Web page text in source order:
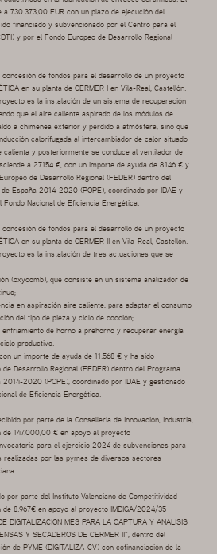
730.373,00 EUR con un plazo de ejecución del
financiado y subvencionado por el Centro para el
y por el Fondo Europeo de Desarrollo Regional
concesión de fondos para el desarrollo de un proyecto
en su planta de CERMER I en Vila-Real, Castellón.
es la instalación de un sistema de recuperación
que el aire caliente aspirado de los módulos de
a chimenea exterior y perdido a atmósfera, sino que
calorifugada al intercambiador de calor situado
calienta y posteriormente se conduce al ventilador de
a 27.154 €, con un importe de ayuda de 8.146 € y
de Desarrollo Regional (FEDER) dentro del
España 2014-2020 (POPE), coordinado por IDAE y
Nacional de Eficiencia Energética.
concesión de fondos para el desarrollo de un proyecto
en su planta de CERMER II en Vila-Real, Castellón.
es la instalación de tres actuaciones que se
(oxycomb), que consiste en un sistema analizador de
en aspiración aire caliente, para adaptar el consumo
del tipo de pieza y ciclo de cocción;
de horno a prehorno y recuperar energía
productivo.
un importe de ayuda de 11.568 € y ha sido
Desarrollo Regional (FEDER) dentro del Programa
2020 (POPE), coordinado por IDAE y gestionado
de Eficiencia Energética.
por parte de la Conselleria de Innovación, Industria,
147.000,00 € en apoyo al proyecto
para el ejercicio 2024 de subvenciones para
por las pymes de diversos sectores
por parte del Instituto Valenciano de Competitividad
de 8.967€ en apoyo al proyecto IMDIGA/2024/35
DIGITALIZACION MES PARA LA CAPTURA Y ANALISIS
Y SECADEROS DE CERMER II”, dentro del
de PYME (DIGITALIZA-CV) con cofinanciación de la